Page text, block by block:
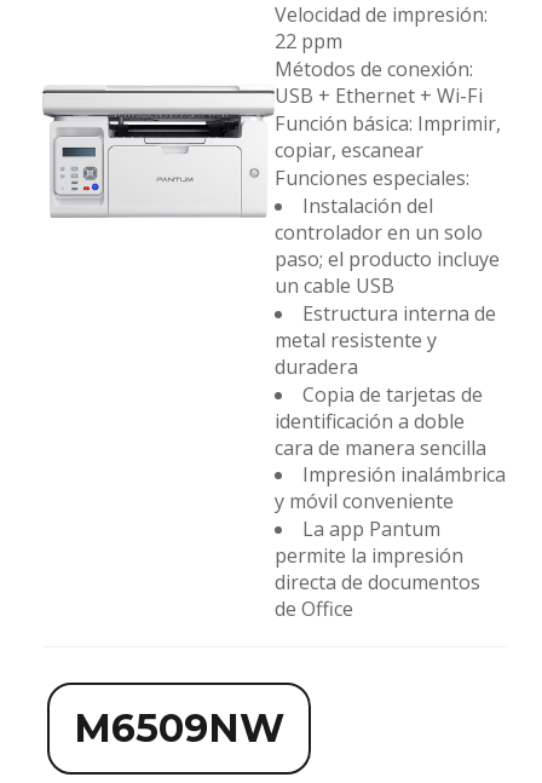
Velocidad de impresión:
22 ppm
Métodos de conexión:
USB + Ethernet + Wi-Fi
Función básica: Imprimir,
copiar, escanear
Funciones especiales:
Instalación del
controlador en un solo
paso; el producto incluye
un cable USB
Estructura interna de
metal resistente y
duradera
Copia de tarjetas de
identificación a doble
cara de manera sencilla
Impresión inalámbrica
y móvil conveniente
La app Pantum
permite la impresión
directa de documentos
de Office
M6509NW